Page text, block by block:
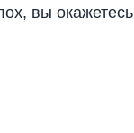
вы окажетесь